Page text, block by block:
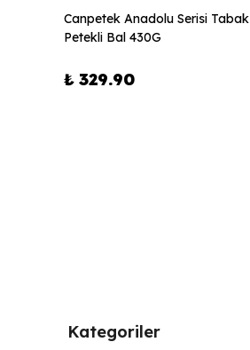
Canpetek Anadolu Serisi Tabak
Petekli Bal 430G
₺ 329.90
Kategoriler